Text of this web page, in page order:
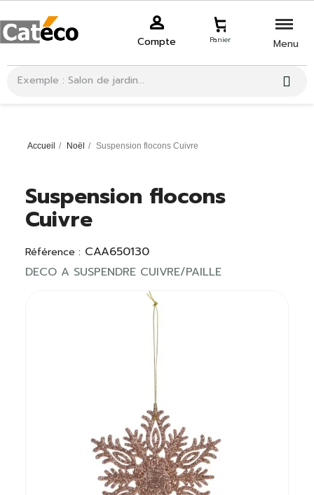
Compte Panier Menu
Accueil Noël Suspension flocons Cuivre
Suspension flocons
Cuivre
Référence : CAA650130
DECO A SUSPENDRE CUIVRE/PAILLE